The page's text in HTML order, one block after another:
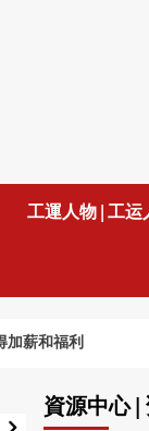
工運人物 | 工运
福利
資源中心 |